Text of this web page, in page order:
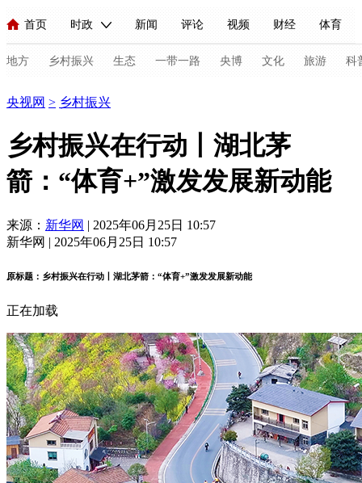
首页 时政 新闻 评论 视频 财经 体育
人民领袖习近平 联播+ 中国领导人 央视快评 习式妙语
直播 栏目大全 节目单 听音 微视频 主持人
海外频道 iPanda English Монгол
地方 乡村振兴 生态 一带一路 央博 文化 旅游 科
新闻 国内 国际 评论 经济 军事 科技
视频 小央视频
现场 前线 比划 快看 蓝海中国
体育
VIP会员 CCTV奥林匹克频道 生活体育大会 体育江湖
财经 教育 乡村振兴 生态环境 一带一路 央博
大国智造 大国展会 大国保险 云顶对话 云起
央视网 > 乡村振兴
乡村振兴在行动丨湖北茅
箭：“体育+”激发发展新动能
来源： 新华网 | 2025年06月25日 10:57
新华网 | 2025年06月25日 10:57
原标题：乡村振兴在行动丨湖北茅箭：“体育+”激发发展新动能
正在加载